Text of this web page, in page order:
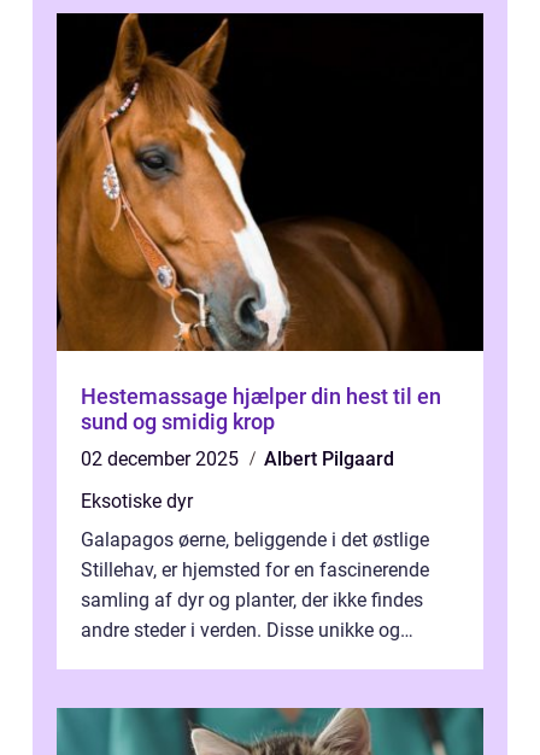
Hestemassage hjælper din hest til en
sund og smidig krop
02 december 2025
Albert Pilgaard
Eksotiske dyr
Galapagos øerne, beliggende i det østlige
Stillehav, er hjemsted for en fascinerende
samling af dyr og planter, der ikke findes
andre steder i verden. Disse unikke og